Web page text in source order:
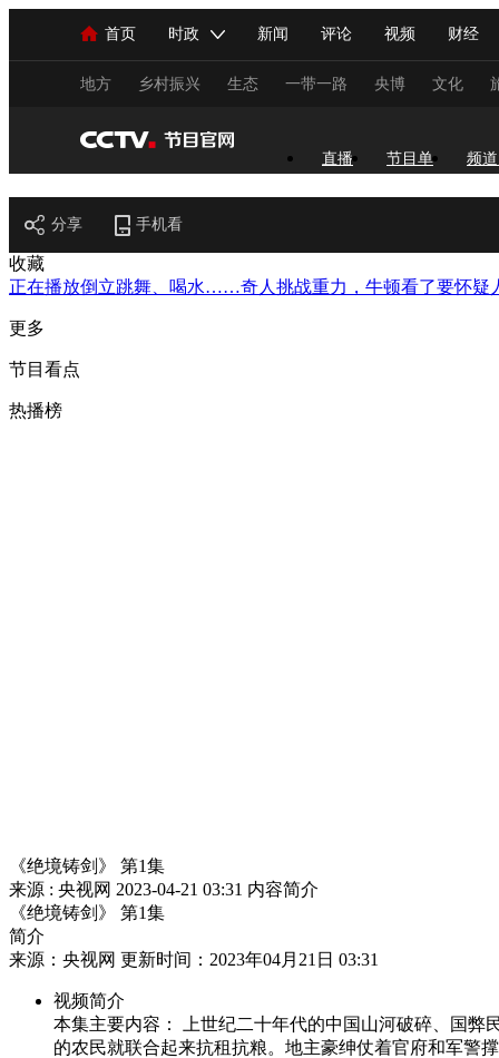
首页 时政 新闻 评论 视频 财经
人民领袖习近平 联播+ 中国领导人 央视快评 习
直播 栏目大全 节目单 听音 微视频
海外频道 iPanda English Монгол
地方 乡村振兴 生态 一带一路 央博 文化
共产党员网 秧纪录
新闻 国内 国际 评论 经济 军事
人民领袖习近平 联播+ 热解读 天天学习
直播 节目单 频
分享 手机看
收藏
正在播放倒立跳舞、喝水……奇人挑战重力，牛顿看了要怀疑
更多
节目看点
热播榜
《绝境铸剑》 第1集
来源 : 央视网 2023-04-21 03:31 内容简介
《绝境铸剑》 第1集
简介
来源：央视网 更新时间：2023年04月21日 03:31
视频简介
本集主要内容： 上世纪二十年代的中国山河破碎、国
的农民就联合起来抗租抗粮。地主豪绅仗着官府和军警